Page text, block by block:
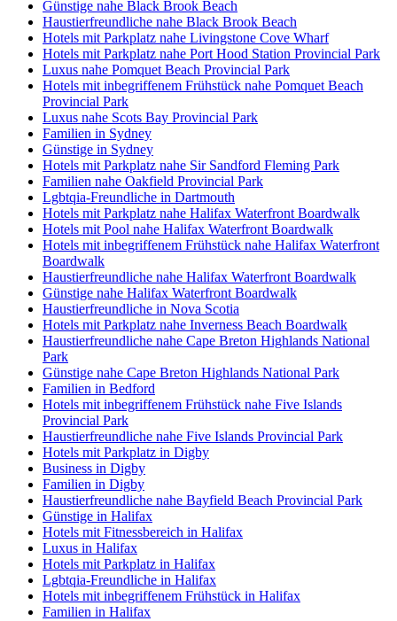
Günstige nahe Black Brook Beach
Haustierfreundliche nahe Black Brook Beach
Hotels mit Parkplatz nahe Livingstone Cove Wharf
Hotels mit Parkplatz nahe Port Hood Station Provincial Park
Luxus nahe Pomquet Beach Provincial Park
Hotels mit inbegriffenem Frühstück nahe Pomquet Beach
Provincial Park
Luxus nahe Scots Bay Provincial Park
Familien in Sydney
Günstige in Sydney
Hotels mit Parkplatz nahe Sir Sandford Fleming Park
Familien nahe Oakfield Provincial Park
Lgbtqia-Freundliche in Dartmouth
Hotels mit Parkplatz nahe Halifax Waterfront Boardwalk
Hotels mit Pool nahe Halifax Waterfront Boardwalk
Hotels mit inbegriffenem Frühstück nahe Halifax Waterfront
Boardwalk
Haustierfreundliche nahe Halifax Waterfront Boardwalk
Günstige nahe Halifax Waterfront Boardwalk
Haustierfreundliche in Nova Scotia
Hotels mit Parkplatz nahe Inverness Beach Boardwalk
Haustierfreundliche nahe Cape Breton Highlands National
Park
Günstige nahe Cape Breton Highlands National Park
Familien in Bedford
Hotels mit inbegriffenem Frühstück nahe Five Islands
Provincial Park
Haustierfreundliche nahe Five Islands Provincial Park
Hotels mit Parkplatz in Digby
Business in Digby
Familien in Digby
Haustierfreundliche nahe Bayfield Beach Provincial Park
Günstige in Halifax
Hotels mit Fitnessbereich in Halifax
Luxus in Halifax
Hotels mit Parkplatz in Halifax
Lgbtqia-Freundliche in Halifax
Hotels mit inbegriffenem Frühstück in Halifax
Familien in Halifax